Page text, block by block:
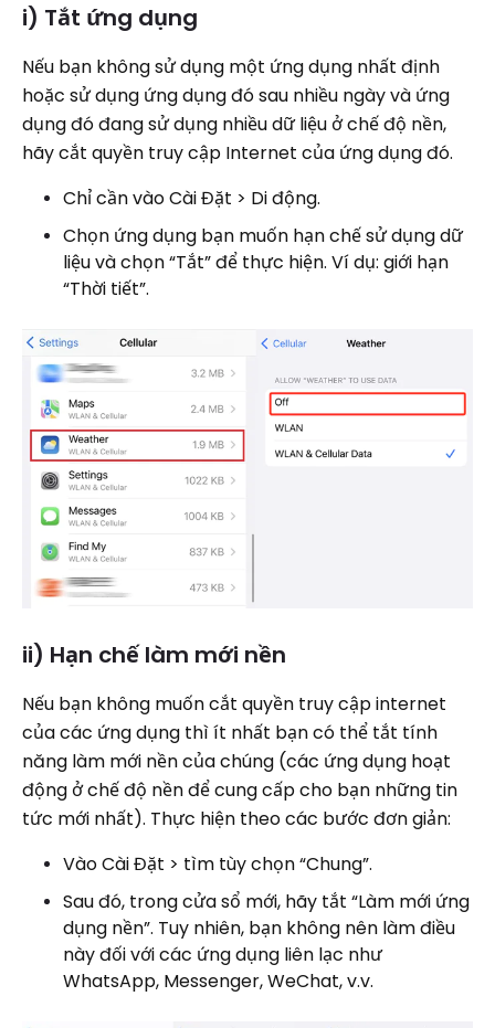
i) Tắt ứng dụng
Nếu bạn không sử dụng một ứng dụng nhất định
hoặc sử dụng ứng dụng đó sau nhiều ngày và ứng
dụng đó đang sử dụng nhiều dữ liệu ở chế độ nền,
hãy cắt quyền truy cập Internet của ứng dụng đó.
Chỉ cần vào Cài Đặt > Di động.
Chọn ứng dụng bạn muốn hạn chế sử dụng dữ
liệu và chọn “Tắt” để thực hiện. Ví dụ: giới hạn
“Thời tiết”.
ii) Hạn chế làm mới nền
Nếu bạn không muốn cắt quyền truy cập internet
của các ứng dụng thì ít nhất bạn có thể tắt tính
năng làm mới nền của chúng (các ứng dụng hoạt
động ở chế độ nền để cung cấp cho bạn những tin
tức mới nhất). Thực hiện theo các bước đơn giản:
Vào Cài Đặt > tìm tùy chọn “Chung”.
Sau đó, trong cửa sổ mới, hãy tắt “Làm mới ứng
dụng nền”. Tuy nhiên, bạn không nên làm điều
này đối với các ứng dụng liên lạc như
WhatsApp, Messenger, WeChat, v.v.